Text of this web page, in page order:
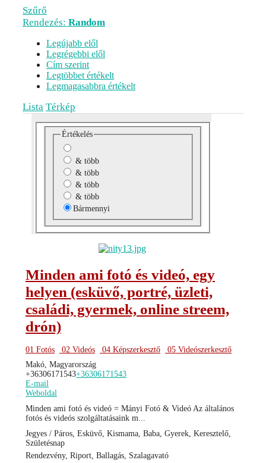
Szűrő
Rendezés: Random
Legújabb elől
Legrégebbi elől
Cím szerint
Legtöbbet értékelt
Legmagasabbra értékelt
Lista Térkép
Értékelés
& több
& több
& több
& több
Bármennyi
Minden ami fotó és videó, egy
helyen (esküvő, portré, üzleti,
családi, gyermek, online streem,
drón)
01 Fotós 02 Videós 04 Képszerkesztő
05 Videószerkesztő
Makó, Magyarország
+36306171543+36306171543
E-mail
Weboldal
Minden ami fotó és videó = Mányi Fotó & Videó Az általános
fotós és videós szolgáltatásaink m...
Jegyes / Páros, Esküvő, Kismama, Baba, Gyerek, Keresztelő,
Születésnap
Rendezvény, Riport, Ballagás, Szalagavató